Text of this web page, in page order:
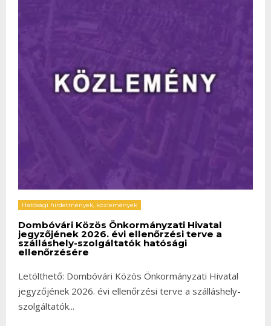
Hatósági hirdetmények, közlemények
Dombóvári Közös Önkormányzati Hivatal
jegyzőjének 2026. évi ellenőrzési terve a
szálláshely-szolgáltatók hatósági
ellenőrzésére
Letölthető: Dombóvári Közös Önkormányzati Hivatal
jegyzőjének 2026. évi ellenőrzési terve a szálláshely-
szolgáltatók...